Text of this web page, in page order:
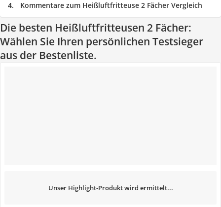
Kommentare zum Heißluftfritteuse 2 Fächer Vergleich
Die besten Heißluftfritteusen 2 Fächer:
Wählen Sie Ihren persönlichen Testsieger
aus der Bestenliste.
Unser Highlight-Produkt wird ermittelt...